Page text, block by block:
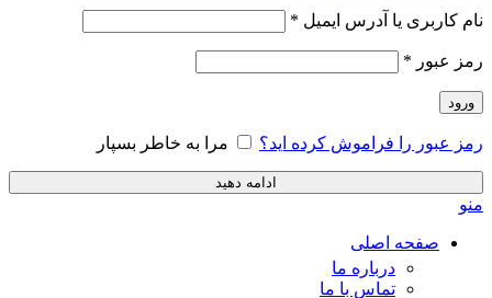
نام کاربری یا آدرس ایمیل *
رمز عبور *
ورود
رمز عبور را فراموش کرده اید؟ مرا به خاطر بسپار
ادامه دهید
منو
صفحه اصلی
درباره ما
تماس با ما